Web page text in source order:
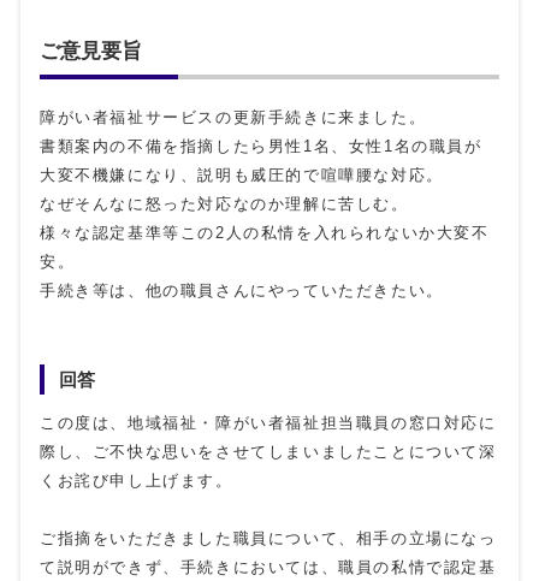
ご意見要旨
障がい者福祉サービスの更新手続きに来ました。
書類案内の不備を指摘したら男性1名、女性1名の職員が
大変不機嫌になり、説明も威圧的で喧嘩腰な対応。
なぜそんなに怒った対応なのか理解に苦しむ。
様々な認定基準等この2人の私情を入れられないか大変不
安。
手続き等は、他の職員さんにやっていただきたい。
回答
この度は、地域福祉・障がい者福祉担当職員の窓口対応に
際し、ご不快な思いをさせてしまいましたことについて深
くお詫び申し上げます。
ご指摘をいただきました職員について、相手の立場になっ
て説明ができず、手続きにおいては、職員の私情で認定基